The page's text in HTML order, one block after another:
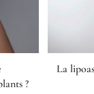
?
La